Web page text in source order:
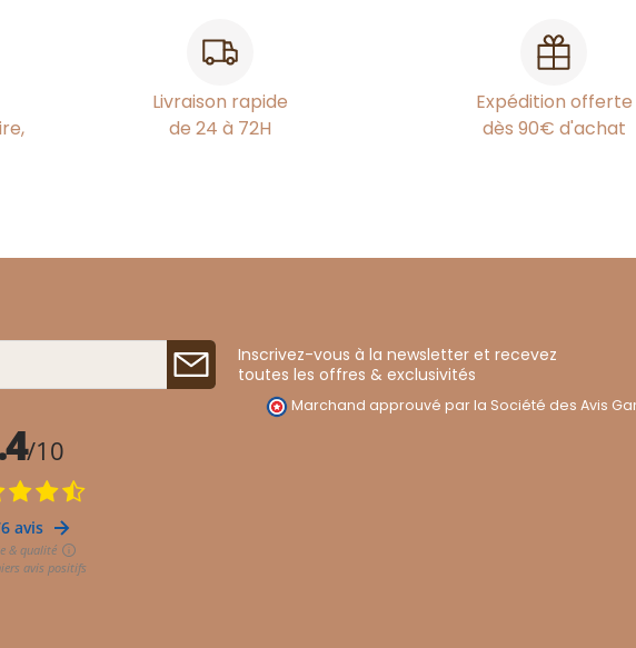
Livraison rapide
de 24 à 72H
Expédition offerte
dès 90€ d'achat
Inscrivez-vous à la newsletter et recevez
toutes les offres & exclusivités
Marchand approuvé par la Société des Avis